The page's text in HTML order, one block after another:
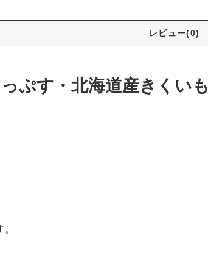
レビュー(0)
ぷす・北海道産きくいも